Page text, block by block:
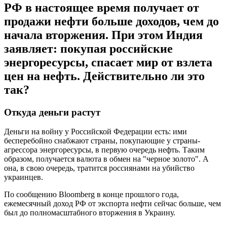
РФ в настоящее время получает от
продажи нефти больше доходов, чем до
начала вторжения. При этом Индия
заявляет: покупая российские
энергоресурсы, спасает мир от взлета
цен на нефть. Действительно ли это
так?
Откуда деньги растут
Деньги на войну у Российской Федерации есть: ими
бесперебойно снабжают страны, покупающие у страны-
агрессора энергоресурсы, в первую очередь нефть. Таким
образом, получается валюта в обмен на "черное золото". А
она, в свою очередь, тратится россиянами на убийство
украинцев.
По сообщению Bloomberg в конце прошлого года,
ежемесячный доход РФ от экспорта нефти сейчас больше, чем
был до полномасштабного вторжения в Украину.